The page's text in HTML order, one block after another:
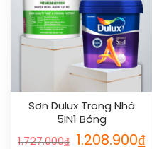
Sơn Dulux Trong Nhà
5IN1 Bóng
1.727.000₫ 1.208.900₫